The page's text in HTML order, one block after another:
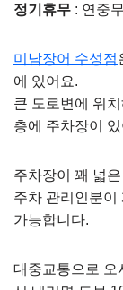
정기휴무 : 연중
미남장어 수성점
에 있어요.
큰 도로변에 위
층에 주차장이
주차장이 꽤 넓
주차 관리인분이
가능합니다.
대중교통으로 오